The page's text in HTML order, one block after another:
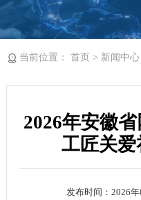
当前位置： 首页> 新闻中心
2026年安徽
工匠关
发布时间：2026年